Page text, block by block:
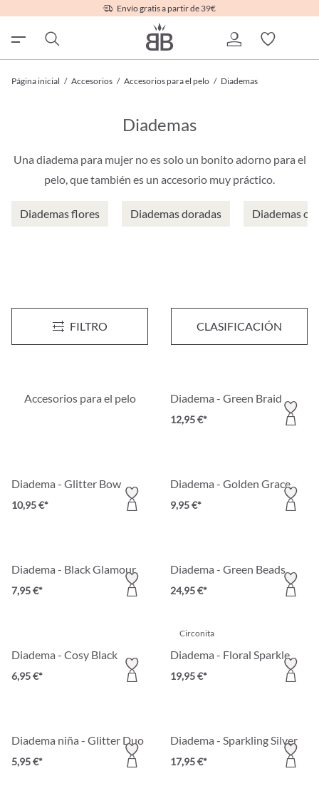
Envío gratis a partir de 39€
Página inicial / Accesorios / Accesorios para el pelo / Diademas
Diademas
Una diadema para mujer no es solo un bonito adorno para el
pelo, que también es un accesorio muy práctico.
Diademas flores Diademas doradas Diademas
FILTRO CLASIFICACIÓN
Diadema - Enchanting Blue Diadema - Cute Flowers
12,95 €*
Accesorios para el pelo Diadema - Green Braid
12,95 €*
Diadema - Glitter Bow
10,95 €*
Diadema - Golden Grace
9,95 €*
Diadema - Black Glamour
7,95 €*
Diadema - Green Beads
24,95 €*
Diadema - Cosy Black
6,95 €*
Circonita
Diadema - Floral Sparkle
19,95 €*
Diadema niña - Glitter Duo
5,95 €*
Diadema - Sparkling Silver
17,95 €*